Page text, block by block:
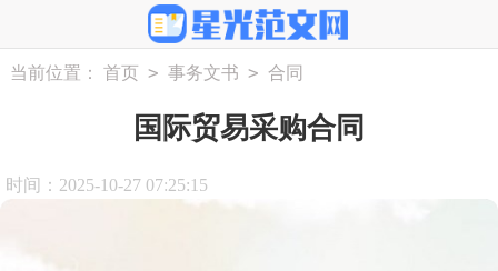
当前位置： 首页 > 事务文书 > 合同
国际贸易采购合同
时间：2025-10-27 07:25:15